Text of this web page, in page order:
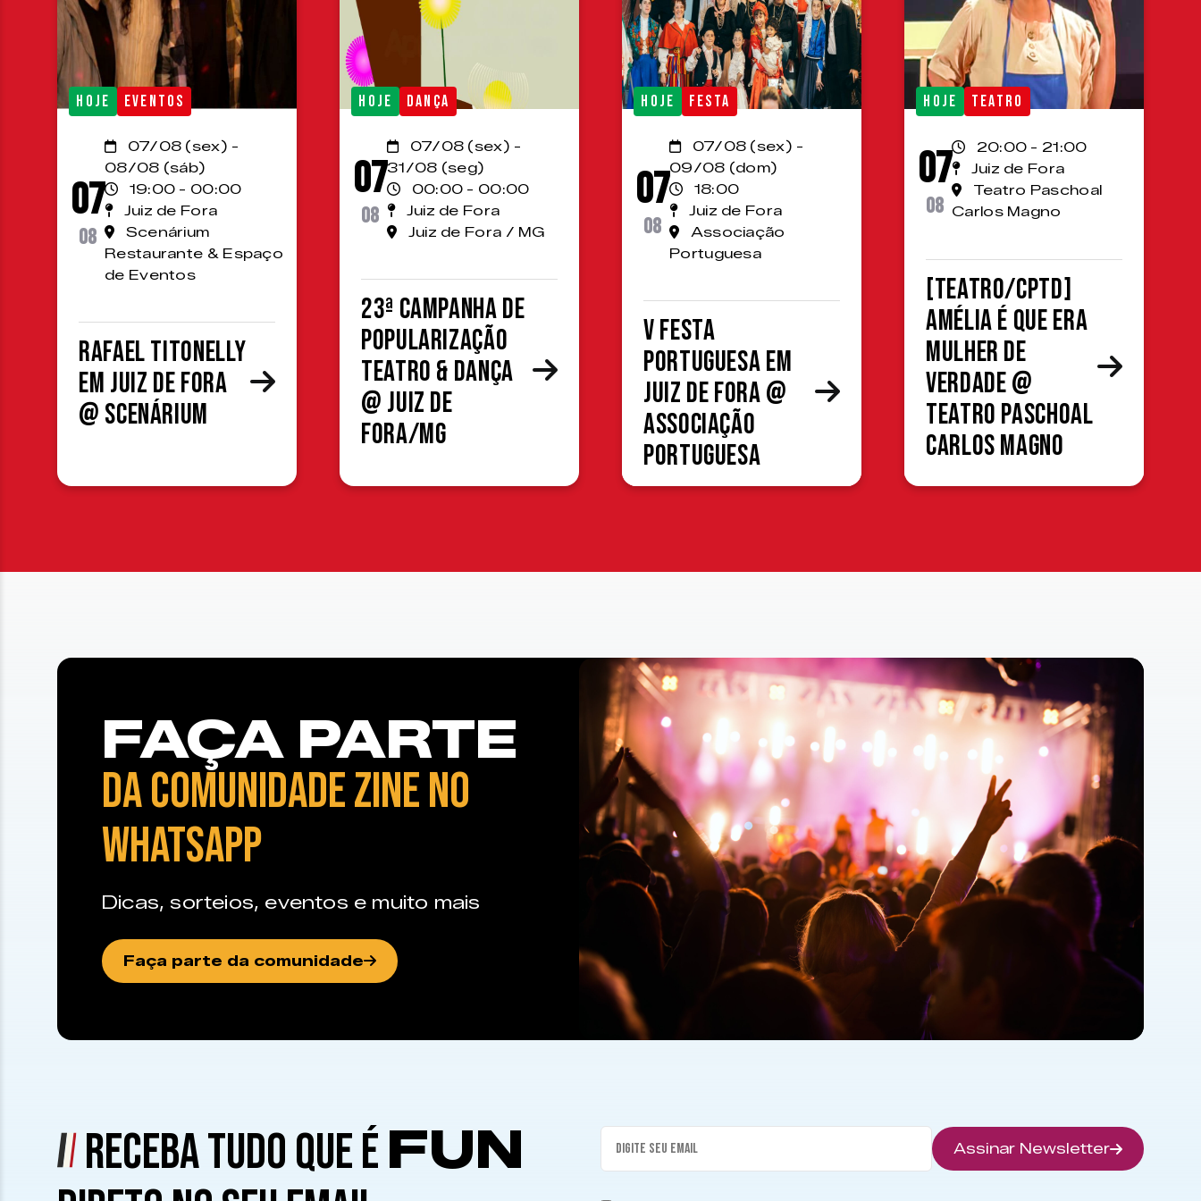
HOJE EVENTOS
07
08
07/08 (sex) -
08/08 (sáb)
19:00 - 00:00
Juiz de Fora
Scenárium
Restaurante & Espaço
de Eventos
Rafael Titonelly
em Juiz de Fora
@ Scenárium
HOJE DANÇA
07
08
07/08 (sex) -
31/08 (seg)
00:00 - 00:00
Juiz de Fora
Juiz de Fora / MG
23ª Campanha de
Popularização
Teatro & Dança
@ Juiz de
Fora/MG
HOJE FESTA
07
08
07/08 (sex) -
09/08 (dom)
18:00
Juiz de Fora
Associação
Portuguesa
V Festa
Portuguesa em
Juiz de Fora @
Associação
Portuguesa
HOJE TEATRO
07
08
20:00 - 21:00
Juiz de Fora
Teatro Paschoal
Carlos Magno
[TEATRO/CPTD]
Amélia é que era
mulher de
verdade @
Teatro Paschoal
Carlos Magno
FAÇA PARTE
DA COMUNIDADE ZINE NO
WHATSAPP
Dicas, sorteios, eventos e muito mais
Faça parte da comunidade
RECEBA TUDO QUE ÉFUN Assinar Newsletter